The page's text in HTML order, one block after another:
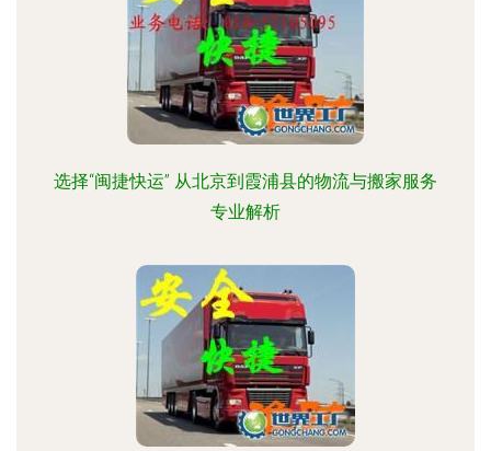
选择“闽捷快运” 从北京到霞浦县的物流与搬家服务
专业解析